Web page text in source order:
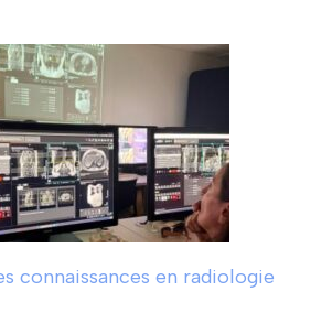
connaissances en radiologie